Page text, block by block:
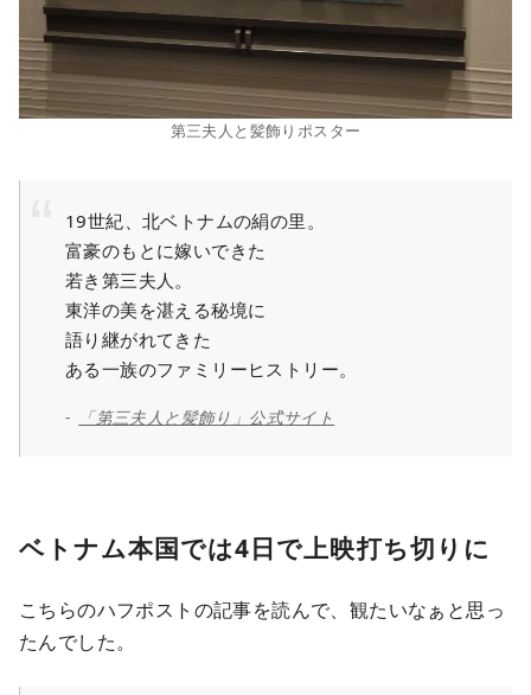
第三夫人と髪飾りポスター
19世紀、北ベトナムの絹の里。
富豪のもとに嫁いできた
若き第三夫人。
東洋の美を湛える秘境に
語り継がれてきた
ある一族のファミリーヒストリー。
「第三夫人と髪飾り」公式サイト
ベトナム本国では4日で上映打ち切りに
こちらのハフポストの記事を読んで、観たいなぁと思っ
たんでした。